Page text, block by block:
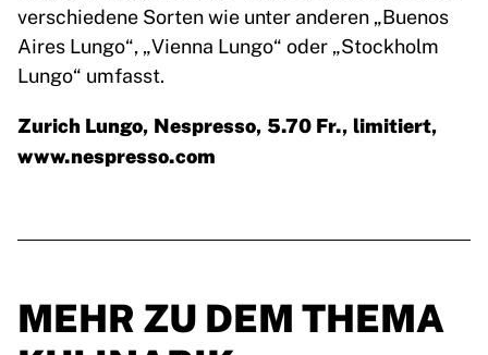
verschiedene Sorten wie unter anderen „Buenos
Aires Lungo“, „Vienna Lungo“ oder „Stockholm
Lungo“ umfasst.
Zurich Lungo, Nespresso, 5.70 Fr., limitiert,
www.nespresso.com
MEHR ZU DEM THEMA